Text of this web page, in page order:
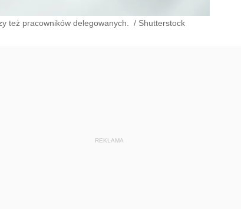
też pracowników delegowanych. / Shutterstock